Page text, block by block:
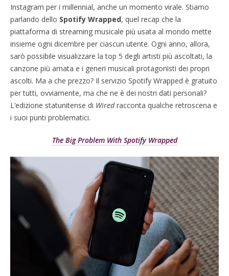
Instagram per i millennial, anche un momento virale. Stiamo
parlando dello Spotify Wrapped, quel recap che la
piattaforma di streaming musicale più usata al mondo mette
insieme ogni dicembre per ciascun utente. Ogni anno, allora,
sarò possibile visualizzare la top 5 degli artisti più ascoltati, la
canzone più amata e i generi musicali protagonisti dei propri
ascolti. Ma a che prezzo? Il servizio Spotify Wrapped è gratuito
per tutti, ovviamente, ma che ne è dei nostri dati personali?
L’edizione statunitense di Wiredracconta qualche retroscena e
i suoi punti problematici.
The Big Problem With Spotify Wrapped